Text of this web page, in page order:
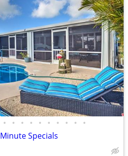
• • • • • • • • • •
Specials